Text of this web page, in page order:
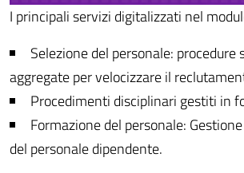
I principali servizi digitalizzati nel
Selezione del personale: procedure
aggregate per velocizzare il
Procedimenti disciplinari gestiti in
Formazione del personale:
del personale dipendente.